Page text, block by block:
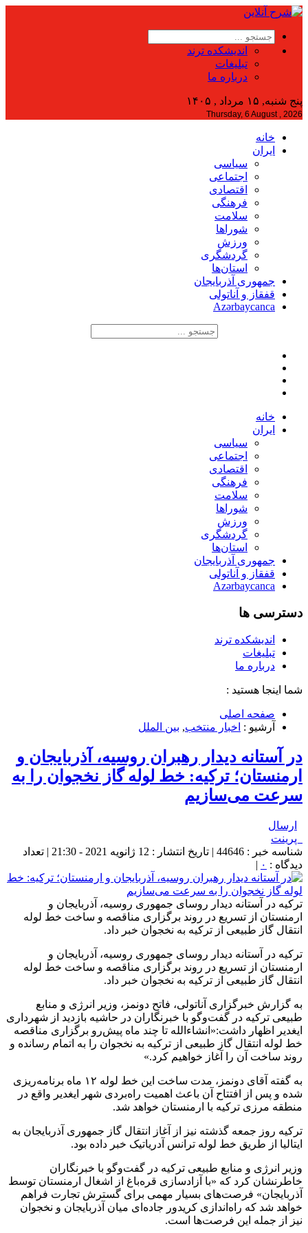
اندیشکده ترند
تبلیغات
درباره ما
پنج شنبه, ۱۵ مرداد , ۱۴۰۵
Thursday, 6 August , 2026
خانه
ایران
سیاسی
اجتماعی
اقتصادی
فرهنگی
سلامت
شوراها
ورزش
گردشگری
استان‌ها
جمهوری آذربایجان
قفقاز و آناتولی
Azərbaycanca
خانه
ایران
سیاسی
اجتماعی
اقتصادی
فرهنگی
سلامت
شوراها
ورزش
گردشگری
استان‌ها
جمهوری آذربایجان
قفقاز و آناتولی
Azərbaycanca
دسترسی ها
اندیشکده ترند
تبلیغات
درباره ما
شما اینجا هستید :
صفحه اصلی
آرشیو : اخبار منتخب, بین الملل
در آستانه دیدار رهبران روسیه، آذربایجان و
ارمنستان؛ ترکیه: خط لوله گاز نخجوان را به
سرعت می‌سازیم
ارسال
پرینت
شناسه خبر : 44646 | تاریخ انتشار : 12 ژانویه 2021 - 21:30 | تعداد
دیدگاه : ۰ |
ترکیه در آستانه دیدار روسای جمهوری روسیه، آذربایجان و
ارمنستان از تسریع در روند برگزاری مناقصه و ساخت خط لوله
انتقال گاز طبیعی از ترکیه به نخجوان خبر داد.
ترکیه در آستانه دیدار روسای جمهوری روسیه، آذربایجان و
ارمنستان از تسریع در روند برگزاری مناقصه و ساخت خط لوله
انتقال گاز طبیعی از ترکیه به نخجوان خبر داد.
به گزارش خبرگزاری آناتولی، فاتح دونمز، وزیر انرژی و منابع
طبیعی ترکیه در گفت‌وگو با خبرنگاران در حاشیه بازدید از شهرداری
ایغدیر اظهار داشت:«انشاءالله تا چند ماه پیش‌رو برگزاری مناقصه
خط لوله انتقال گاز طبیعی از ترکیه به نخجوان را به اتمام رسانده و
روند ساخت آن را آغاز خواهیم کرد.»
به گفته آقای دونمز، مدت ساخت این خط لوله ۱۲ ماه برنامه‌ریزی
شده و پس از افتتاح آن باعث اهمیت راه‌بردی شهر ایغدیر واقع در
منطقه مرزی ترکیه با ارمنستان خواهد شد.
ترکیه روز جمعه گذشته نیز از آغاز انتقال گاز جمهوری آذربایجان به
ایتالیا از طریق خط لوله ترانس آدریاتیک خبر داده بود.
وزیر انرژی و منابع طبیعی ترکیه در گفت‌وگو با خبرنگاران
خاطرنشان کرد که «با آزادسازی قره‌باغ از اشغال ارمنستان توسط
آذربایجان» فرصت‌های بسیار مهمی برای گسترش تجارت فراهم
خواهد شد که راه‌اندازی کریدور جاده‌ای میان آذربایجان و نخجوان
نیز از جمله این فرصت‌ها است.